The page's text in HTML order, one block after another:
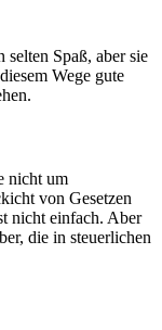
selten Spaß, aber sie
Wege gute
nicht um
von Gesetzen
nicht einfach. Aber
die in steuerlichen